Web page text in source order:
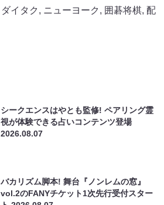
ダイタク , ニューヨーク , 囲碁将棋, 配
シークエンスはやとも監修! ペアリング霊
視が体験できる占いコンテンツ登場
2026.08.07
バカリズム脚本! 舞台『ノンレムの窓』
vol.2のFANYチケット1次先行受付スター